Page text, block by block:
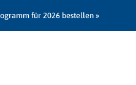
für 2026 bestellen »